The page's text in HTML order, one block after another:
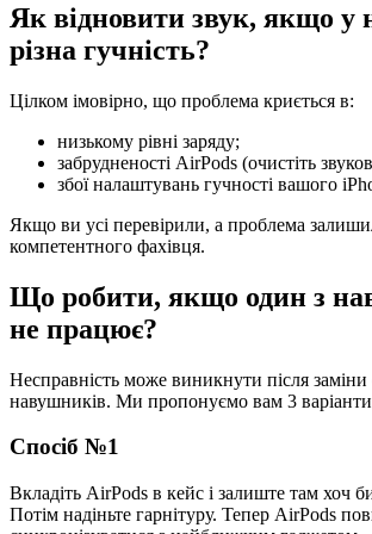
Як відновити звук, якщо у
різна гучність?
Цілком імовірно, що проблема криється в:
низькому рівні заряду;
забрудненості AirPods (очистіть
збої налаштувань гучності вашого
Якщо ви усі перевірили, а проблема
компетентного фахівця.
Що робити, якщо один з
не працює?
Несправність може виникнути після заміни
навушників. Ми пропонуємо вам 3 варіанти
Спосіб №1
Вкладіть AirPods в кейс і залиште там хоч
Потім надіньте гарнітуру. Тепер AirPods